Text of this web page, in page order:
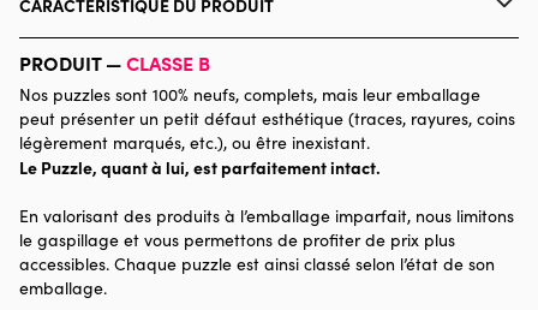
CARACTÉRISTIQUE DU PRODUIT
Catégorie Puzzles - Animaux de la ferme
Age
Puzzle pour Adultes (500 à
Provenance Made in France
PRODUIT —CLASSE B
Nos puzzles sont 100% neufs, complets, mais leur emballage
peut présenter un petit défaut esthétique (traces, rayures, coins
légèrement marqués, etc.), ou être inexistant.
Le Puzzle, quant à lui, est parfaitement intact.
En valorisant des produits à l’emballage imparfait, nous limitons
le gaspillage et vous permettons de profiter de prix plus
accessibles. Chaque puzzle est ainsi classé selon l’état de son
emballage.